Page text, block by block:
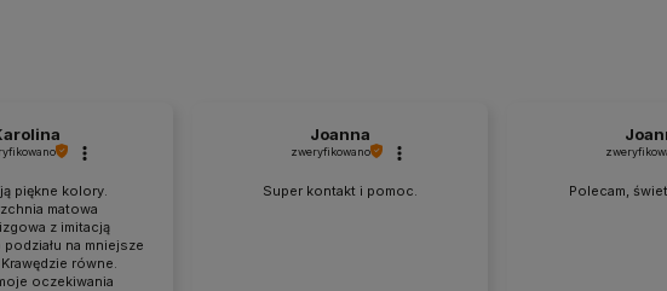
piękne kolory.
matowa
z imitacją
na mniejsze
równe.
oczekiwania
Joanna
zweryfikowano
Super kontakt i pomoc. Polecam,